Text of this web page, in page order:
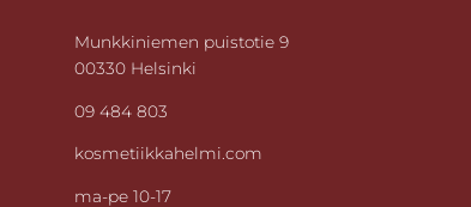
Munkkiniemen puistotie 9
00330 Helsinki
09 484 803
kosmetiikkahelmi.com
ma-pe 10-17